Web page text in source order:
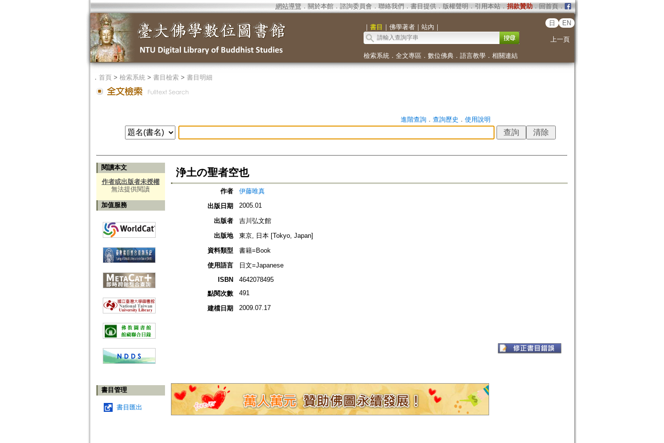
網站導覽 ． 關於本館． 諮詢委員會． 聯絡我們 ． 書目提供． 版權聲明 ． 引用本站． 捐款贊助．回首頁．
｜ 書目 ｜ 佛學著者｜ 站內 ｜
日 EN
上一頁
檢索系統． 全文專區 ． 數位佛典． 語言教學． 相關連結
． 首頁> 檢索系統> 書目檢索> 書目明細
進階查詢． 查詢歷史 ． 使用說明
閱讀本文
作者或出版者未授權
無法提供閱讀
加值服務
書目管理
書目匯出
浄土の聖者空也
作者
伊藤唯真
出版日期
2005.01
出版者
吉川弘文館
出版地
東京, 日本 [Tokyo, Japan]
資料類型
書籍=Book
使用語言
日文=Japanese
ISBN
4642078495
點閱次數
491
建檔日期 2009.07.17